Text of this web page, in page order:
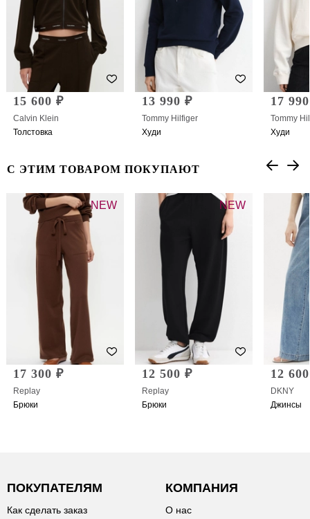
15 600 ₽
Calvin Klein
Толстовка
13 990 ₽
Tommy Hilfiger
Худи
17
Tommy
Худи
С ЭТИМ ТОВАРОМ ПОКУПАЮТ
NEW
17 300 ₽
Replay
Брюки
NEW
12 500 ₽
Replay
Брюки
12
DKNY
Джинсы
ПОКУПАТЕЛЯМ
Как сделать заказ
КОМПАНИЯ
О нас